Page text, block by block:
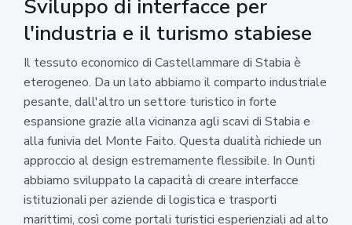
Sviluppo di interfacce per
l'industria e il turismo stabiese
Il tessuto economico di Castellammare di Stabia è
eterogeneo. Da un lato abbiamo il comparto industriale
pesante, dall'altro un settore turistico in forte
espansione grazie alla vicinanza agli scavi di Stabia e
alla funivia del Monte Faito. Questa dualità richiede un
approccio al design estremamente flessibile. In Ounti
abbiamo sviluppato la capacità di creare interfacce
istituzionali per aziende di logistica e trasporti
marittimi, così come portali turistici esperienziali ad alto